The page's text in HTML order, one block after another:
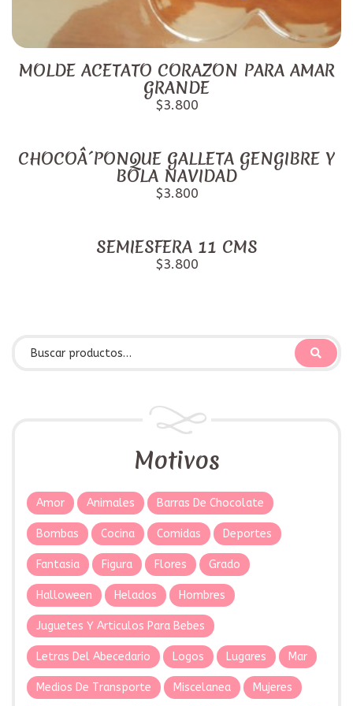
MOLDE ACETATO CORAZON PARA AMAR
GRANDE
$3.800
CHOCOÂ´PONQUE GALLETA GENGIBRE Y
BOLA NAVIDAD
$3.800
SEMIESFERA 11 CMS
$3.800
Motivos
Amor Animales Barras De Chocolate
Bombas Cocina Comidas Deportes
Fantasia Figura Flores Grado
Halloween Helados Hombres
Juguetes Y Articulos Para Bebes
Letras Del Abecedario Logos Lugares Mar
Medios De Transporte Miscelanea Mujeres